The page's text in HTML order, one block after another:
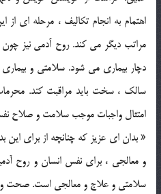
اهتمام به انجام تکاليف ، مرحله اي
مراتب ديگر مي کند. روح آدمي نيز
دچار بيماري مي شود. سلامتي و
سالک ، سخت بايد مراقبت کند.
امتثال واجبات موجب سلامت و صلاح
« بدان اي عزيز که چنانچه از براي
و معالجي ، براي نفس انسان و روح
سلامتي و علاج و معالجي است. صحت